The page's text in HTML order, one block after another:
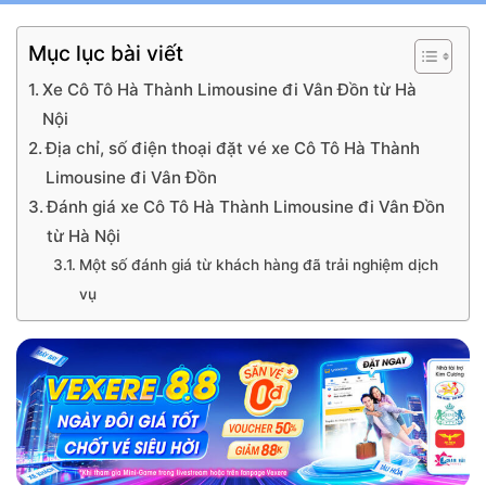
Mục lục bài viết
Xe Cô Tô Hà Thành Limousine đi Vân Đồn từ Hà
Nội
Địa chỉ, số điện thoại đặt vé xe Cô Tô Hà Thành
Limousine đi Vân Đồn
Đánh giá xe Cô Tô Hà Thành Limousine đi Vân Đồn
từ Hà Nội
Một số đánh giá từ khách hàng đã trải nghiệm dịch
vụ